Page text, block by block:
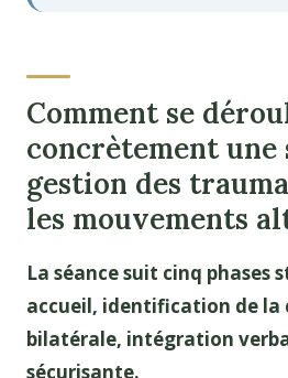
Comment se
concrètement une
gestion des
les mouvements
La séance suit cinq phases
accueil, identification de
bilatérale, intégration
sécurisante.